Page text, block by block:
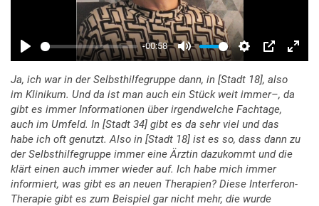
Ja, ich war in der Selbsthilfegruppe dann, in [Stadt 18], also
im Klinikum. Und da ist man auch ein Stück weit immer–, da
gibt es immer Informationen über irgendwelche Fachtage,
auch im Umfeld. In [Stadt 34] gibt es da sehr viel und das
habe ich oft genutzt. Also in [Stadt 18] ist es so, dass dann zu
der Selbsthilfegruppe immer eine Ärztin dazukommt und die
klärt einen auch immer wieder auf. Ich habe mich immer
informiert, was gibt es an neuen Therapien? Diese Interferon-
Therapie gibt es zum Beispiel gar nicht mehr, die wurde